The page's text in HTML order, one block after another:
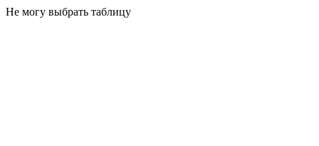
Не могу выбрать таблицу